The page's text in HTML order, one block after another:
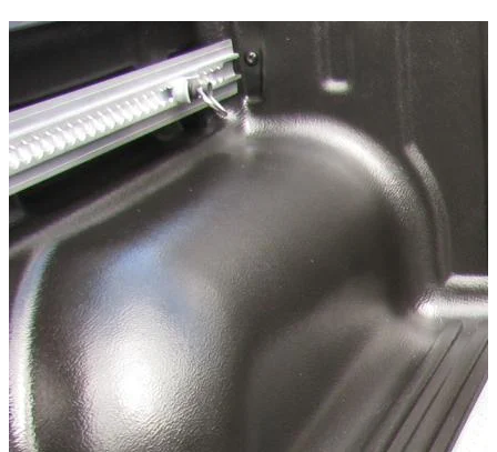
Multifunktionales Verzurrsystem aus robusten
Technische Daten
Nettogewicht:5.7
kg
Bruttogewicht :6.2kg
Konfigurationsvarianten
Preis ab:405,11 €inkl. MwSt.
Fahrzeugkompatibilität
Passend für
Fiat Fullback Baujahr ab 2016+ Double Cab
Kategorien
Pick-up accessories